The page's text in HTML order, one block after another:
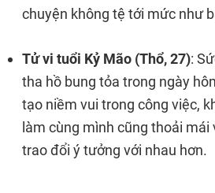
chuyện không tệ tới mức như
Tử vi tuổi Kỷ Mão (Thổ, 27):
tha hồ bung tỏa trong ngày
tạo niềm vui trong công việc,
làm cùng mình cũng thoải mái
trao đổi ý tưởng với nhau hơn.